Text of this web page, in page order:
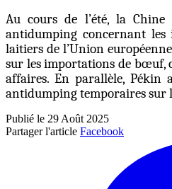
Au cours de l’été, la
antidumping concernant
laitiers de l’Union
sur les importations de bœuf,
affaires. En parallèle, Pékin
antidumping temporaires sur
Publié le 29 Août 2025
Partager l'article Facebook